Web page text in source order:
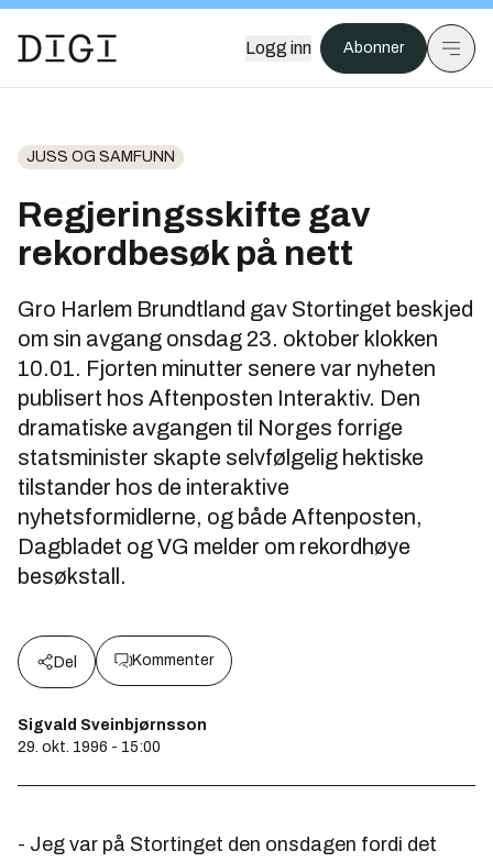
Logg inn Abonner
JUSS OG SAMFUNN
Regjeringsskifte gav
rekordbesøk på nett
Gro Harlem Brundtland gav Stortinget beskjed
om sin avgang onsdag 23. oktober klokken
10.01. Fjorten minutter senere var nyheten
publisert hos Aftenposten Interaktiv. Den
dramatiske avgangen til Norges forrige
statsminister skapte selvfølgelig hektiske
tilstander hos de interaktive
nyhetsformidlerne, og både Aftenposten,
Dagbladet og VG melder om rekordhøye
besøkstall.
Del Kommenter
Sigvald Sveinbjørnsson
29. okt. 1996 - 15:00
- Jeg var på Stortinget den onsdagen fordi det